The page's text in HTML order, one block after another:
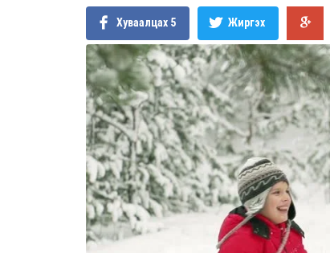
Хуваалцах 5 Жиргэх